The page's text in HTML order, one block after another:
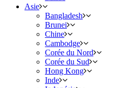
Asie
Bangladesh
Brunei
Chine
Cambodge
Corée du Nord
Corée du Sud
Hong Kong
Inde